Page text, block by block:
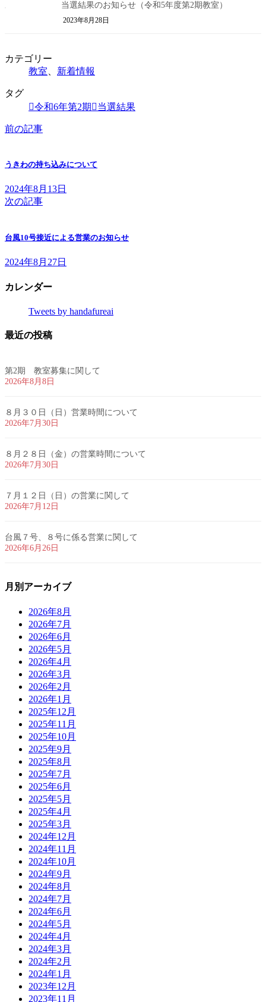
当選結果のお知らせ（令和5年度第2期教室）
2023年8月28日
カテゴリー
教室
新着情報
タグ
令和6年第2期
当選結果
前の記事
うきわの持ち込みについて
2024年8月13日
次の記事
台風10号接近による営業のお知らせ
2024年8月27日
カレンダー
Tweets by handafureai
最近の投稿
第2期 教室募集に関して
2026年8月8日
８月３０日（日）営業時間について
2026年7月30日
８月２８日（金）の営業時間について
2026年7月30日
７月１２日（日）の営業に関して
2026年7月12日
台風７号、８号に係る営業に関して
2026年6月26日
月別アーカイブ
2026年8月
2026年7月
2026年6月
2026年5月
2026年4月
2026年3月
2026年2月
2026年1月
2025年12月
2025年11月
2025年10月
2025年9月
2025年8月
2025年7月
2025年6月
2025年5月
2025年4月
2025年3月
2024年12月
2024年11月
2024年10月
2024年9月
2024年8月
2024年7月
2024年6月
2024年5月
2024年4月
2024年3月
2024年2月
2024年1月
2023年12月
2023年11月